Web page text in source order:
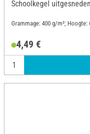
Schoolkegel
Grammage: 400 g/m²;
4,49 €